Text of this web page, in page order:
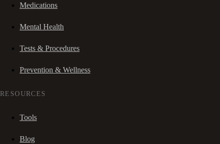
Medications
Mental Health
Tests & Procedures
Prevention & Wellness
RESOURCES
Tools
Blog